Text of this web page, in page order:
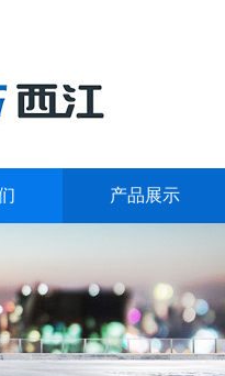
产品展示